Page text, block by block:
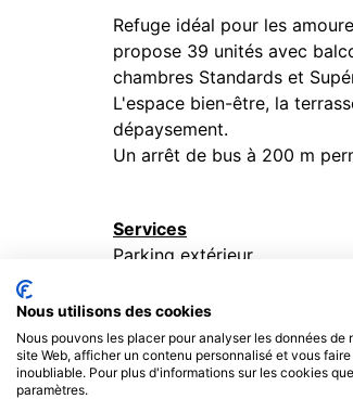
Refuge idéal pour les
propose 39 unités avec
chambres Standards et
L'espace bien-être, la
dépaysement.
Un arrêt de bus à 200 m
Services
Parking extérieur
Salon avec cheminée
Terrasse et jardin
Espace bien-être : piscine
Conciergerie
Nous utilisons des cookies
Nous pouvons les placer pour analyser les données de
site Web, afficher un contenu personnalisé et vous
inoubliable. Pour plus d'informations sur les cookies
paramètres.